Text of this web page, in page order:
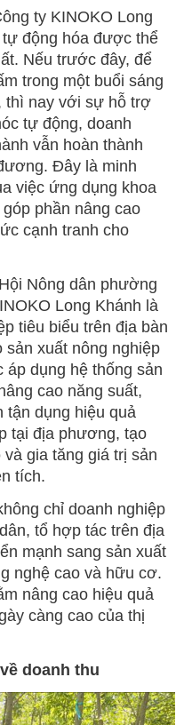
ty KINOKO Long
động hóa được thể
Nếu trước đây, để
trong một buổi sáng
thì nay với sự hỗ trợ
tự động, doanh
vẫn hoàn thành
Đây là minh
việc ứng dụng khoa
phần nâng cao
cạnh tranh cho
Nông dân phường
Long Khánh là
tiêu biểu trên địa bàn
sản xuất nông nghiệp
áp dụng hệ thống sản
cao năng suất,
tận dụng hiệu quả
tại địa phương, tạo
gia tăng giá trị sản
tích.
chỉ doanh nghiệp
tổ hợp tác trên địa
mạnh sang sản xuất
nghệ cao và hữu cơ.
nâng cao hiệu quả
càng cao của thị
doanh thu